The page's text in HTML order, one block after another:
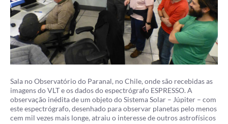
Sala no Observatório do Paranal, no Chile, onde são recebidas as
imagens do VLT e os dados do espectrógrafo ESPRESSO. A
observação inédita de um objeto do Sistema Solar – Júpiter – com
este espectrógrafo, desenhado para observar planetas pelo menos
cem mil vezes mais longe, atraiu o interesse de outros astrofísicos